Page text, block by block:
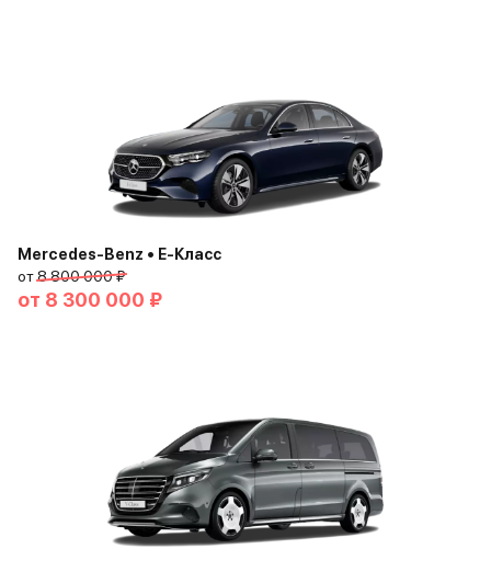
Mercedes-Benz • E-Класс
от8 800 000 ₽
от 8 300 000 ₽